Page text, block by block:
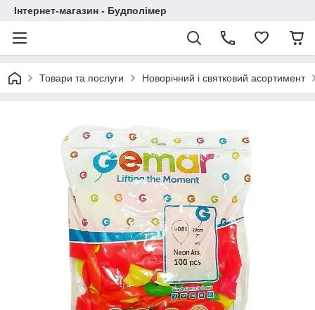
Інтернет-магазин - Будполімер
Товари та послуги Новорічний і святковий асортимент